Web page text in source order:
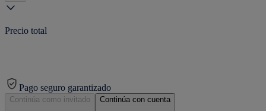
Precio total
Pago seguro garantizado
Continúa como invitado Continúa con cuenta